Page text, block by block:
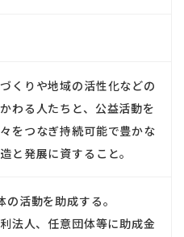
くりや地域の活性化などの
わる人たちと、公益活動を
をつなぎ持続可能で豊かな
と発展に資すること。
活動を助成する。
法人、任意団体等に助成金